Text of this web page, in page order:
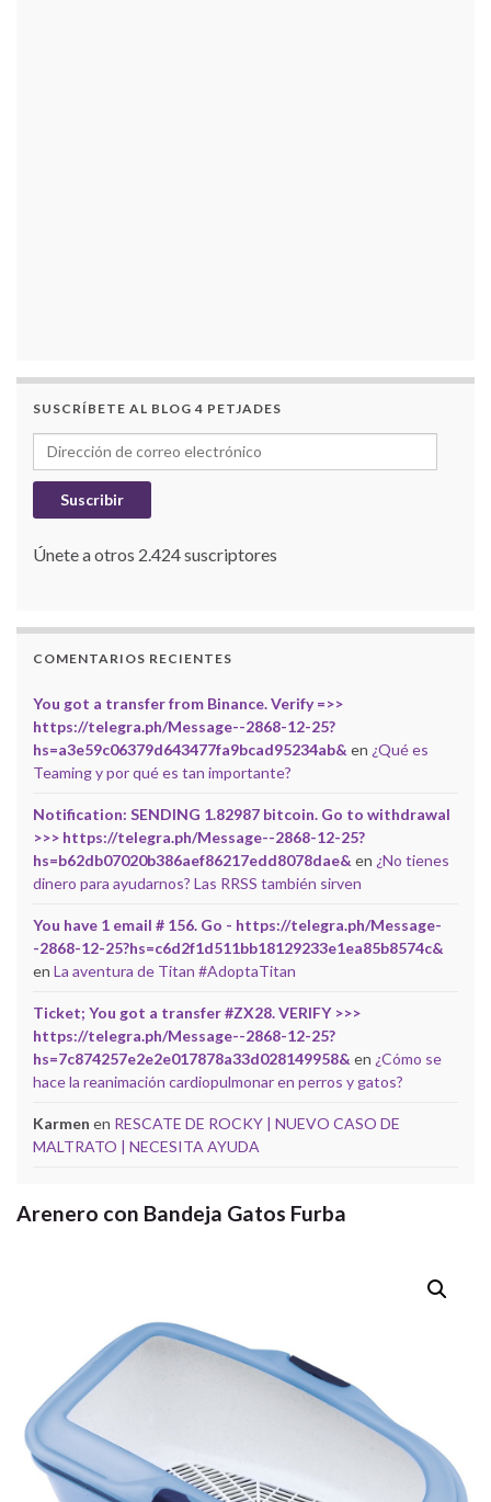
SUSCRÍBETE AL BLOG 4 PETJADES
Dirección de correo electrónico
Suscribir
Únete a otros 2.424 suscriptores
COMENTARIOS RECIENTES
You got a transfer from Binance. Verify =>>
https://telegra.ph/Message--2868-12-25?
hs=a3e59c06379d643477fa9bcad95234ab& en ¿Qué es
Teaming y por qué es tan importante?
Notification: SENDING 1.82987 bitcoin. Go to withdrawal
>>> https://telegra.ph/Message--2868-12-25?
hs=b62db07020b386aef86217edd8078dae& en ¿No tienes
dinero para ayudarnos? Las RRSS también sirven
You have 1 email # 156. Go - https://telegra.ph/Message-
-2868-12-25?hs=c6d2f1d511bb18129233e1ea85b8574c&
en La aventura de Titan #AdoptaTitan
Ticket; You got a transfer #ZX28. VERIFY >>>
https://telegra.ph/Message--2868-12-25?
hs=7c874257e2e2e017878a33d028149958& en ¿Cómo se
hace la reanimación cardiopulmonar en perros y gatos?
Karmen en RESCATE DE ROCKY | NUEVO CASO DE
MALTRATO | NECESITA AYUDA
Arenero con Bandeja Gatos Furba